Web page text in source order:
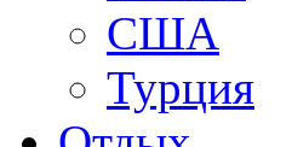
США
Турция